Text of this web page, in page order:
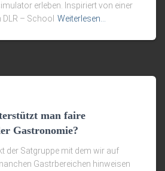
erleben. Inspiriert von einer
– School Weiterlesen…
man faire
Gastronomie?
der Satgruppe mit dem wir auf
Gastrbereichen hinweisen